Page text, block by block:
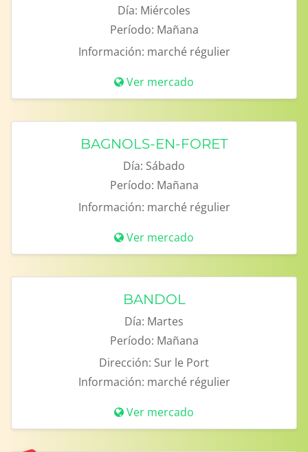
Día: Miércoles
Período: Mañana
Información: marché régulier
Ver mercado
BAGNOLS-EN-FORET
Día: Sábado
Período: Mañana
Información: marché régulier
Ver mercado
BANDOL
Día: Martes
Período: Mañana
Dirección: Sur le Port
Información: marché régulier
Ver mercado